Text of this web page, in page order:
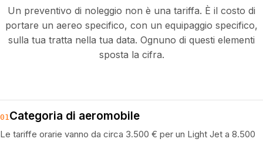
Un preventivo di noleggio non è una tariffa. È il costo di
portare un aereo specifico, con un equipaggio specifico,
sulla tua tratta nella tua data. Ognuno di questi elementi
sposta la cifra.
01Categoria di aeromobile
Le tariffe orarie vanno da circa 3.500 € per un Light Jet a 8.500